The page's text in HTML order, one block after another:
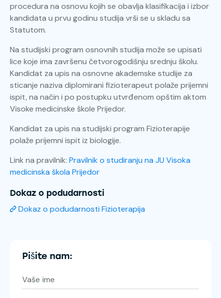
procedura na osnovu kojih se obavlja klasifikacija i izbor
kandidata u prvu godinu studija vrši se u skladu sa
Statutom.
Na studijski program osnovnih studija može se upisati
lice koje ima završenu četvorogodišnju srednju školu.
Kandidat za upis na osnovne akademske studije za
sticanje naziva diplomirani fizioterapeut polaže prijemni
ispit, na način i po postupku utvrđenom opštim aktom
Visoke medicinske škole Prijedor.
Kandidat za upis na studijski program Fizioterapije
polaže prijemni ispit iz biologije.
Link na pravilnik: Pravilnik o studiranju na JU Visoka
medicinska škola Prijedor
Dokaz o podudarnosti
Dokaz o podudarnosti Fizioterapija
Pišite nam: